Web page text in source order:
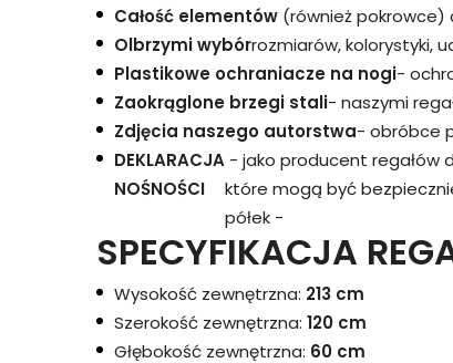
Całość elementów (również pokrowce)
Olbrzymi wybórrozmiarów, kolorystyki,
Plastikowe ochraniacze na nogi-
Zaokrąglone brzegi stali- naszymi
Zdjęcia naszego autorstwa- obróbce
DEKLARACJA
NOŚNOŚCI
- jako producent regałów
które mogą być
półek -
SPECYFIKACJA
Wysokość zewnętrzna: 213 cm
Szerokość zewnętrzna: 120 cm
Głębokość zewnętrzna: 60 cm